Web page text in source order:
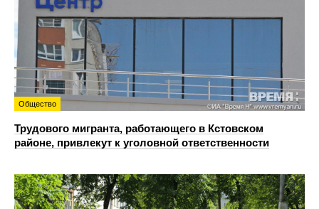
Общество
Трудового мигранта, работающего в Кстовском
районе, привлекут к уголовной ответственности